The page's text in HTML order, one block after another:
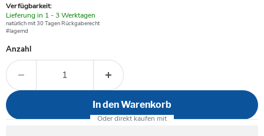
Verfügbarkeit:
Verfügbar
-
Lieferung in 1 - 3 Werktagen
natürlich mit 30 Tagen Rückgaberecht
#lagernd
Anzahl
In den Warenkorb